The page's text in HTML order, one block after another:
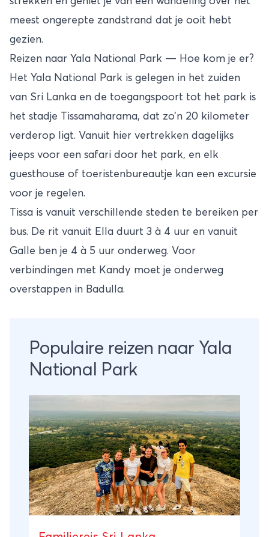
meest ongerepte zandstrand dat je ooit hebt
gezien.
Reizen naar Yala National Park — Hoe kom je er?
Het Yala National Park is gelegen in het zuiden
van Sri Lanka en de toegangspoort tot het park is
het stadje Tissamaharama, dat zo’n 20 kilometer
verderop ligt. Vanuit hier vertrekken dagelijks
jeeps voor een safari door het park, en elk
guesthouse of toeristenbureautje kan een excursie
voor je regelen.
Tissa is vanuit verschillende steden te bereiken per
bus. De rit vanuit Ella duurt 3 à 4 uur en vanuit
Galle ben je 4 à 5 uur onderweg. Voor
verbindingen met Kandy moet je onderweg
overstappen in Badulla.
Populaire reizen naar Yala
National Park